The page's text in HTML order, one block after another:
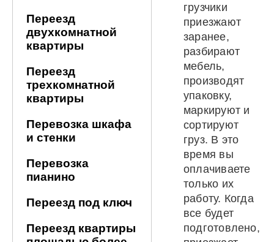
Переезд
двухкомнатной
квартиры
Переезд
трехкомнатной
квартиры
Перевозка шкафа
и стенки
Перевозка
пианино
Переезд под ключ
Переезд квартиры
грузчики
приезжают
заранее,
разбирают
мебель,
производят
упаковку,
маркируют и
сортируют
груз. В это
время вы
оплачиваете
только их
работу. Когда
все будет
подготовлено,